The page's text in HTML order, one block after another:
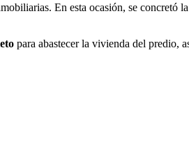
En esta ocasión, se concretó
para abastecer la vivienda del predio,